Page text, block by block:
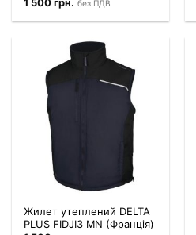
без ПДВ
Жилет утеплений DELTA
PLUS FIDJI3 MN (Франція)